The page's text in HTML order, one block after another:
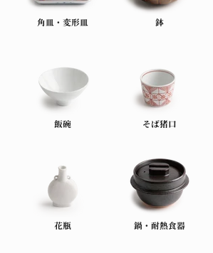
角皿・変形皿 鉢
飯碗 そば猪口
花瓶 鍋・耐熱食器